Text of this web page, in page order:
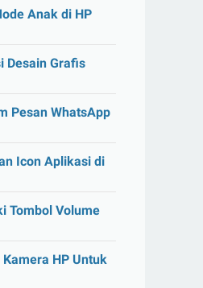
Anak di HP
Desain Grafis
Pesan WhatsApp
Icon Aplikasi di
Tombol Volume
HP Untuk